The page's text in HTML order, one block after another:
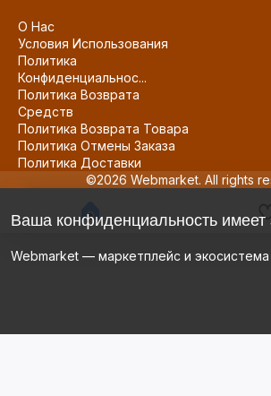
О Нас
Условия Использования
Политика
Конфиденциальнос...
Политика Возврата
Средств
Политика Возврата Товара
Политика Отмены Заказа
Политика Доставки
©2026 Webmarket. All rights
Ваша конфиденциальность имеет
Webmarket — маркетплейс и